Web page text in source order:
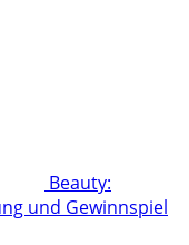
Beauty:
und Gewinnspiel